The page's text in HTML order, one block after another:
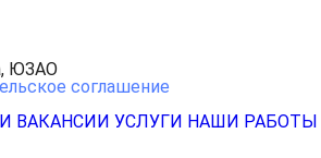
ЮЗАО
соглашение
ВАКАНСИИ УСЛУГИ НАШИ РАБОТЫ